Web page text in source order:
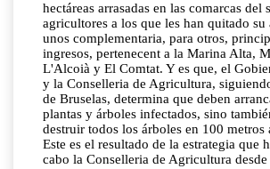
hectáreas arrasadas en las comarcas del
agricultores a los que les han quitado su
unos complementaria, para otros,
ingresos, pertenecent a la Marina Alta,
L'Alcoià y El Comtat. Y es que, el
y la Conselleria de Agricultura,
de Bruselas, determina que deben
plantas y árboles infectados, sino
destruir todos los árboles en 100 metros
Este es el resultado de la estrategia que
cabo la Conselleria de Agricultura desde